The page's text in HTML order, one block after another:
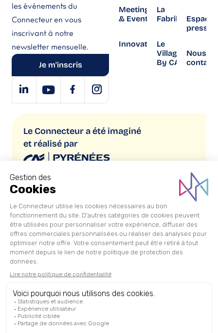
les événements du
Connecteur en vous
inscrivant à notre
newsletter mensuelle.
Je m'inscris
Meetings
& Events
Innovation
La
Fabrika
Le
Village
By CA
Espace
presse
Nous
Le Connecteur a été imaginé
et réalisé par
Mentions légales
Politique de confidentialité
CGU/CGS
Recrutement
Cliquez-ici pour modifier vos préférences en matière de
cookies